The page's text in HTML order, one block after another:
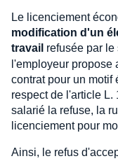
Le licenciement
modification d'un
travail refusée par le
l'employeur propose
contrat pour un motif
respect de l'article L.
salarié la refuse, la
licenciement pour
Ainsi, le refus